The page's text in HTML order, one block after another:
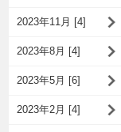
2023年11月 [4]
2023年8月 [4]
2023年5月 [6]
2023年2月 [4]